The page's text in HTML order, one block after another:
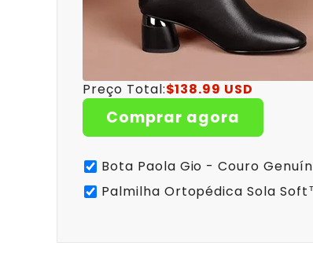
Preço Total:$138.99 USD
Comprar agora
Bota Paola Gio - Couro
Palmilha Ortopédica Sola